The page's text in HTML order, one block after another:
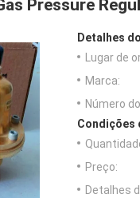
Pressure
Detalhes
Lugar de
Marca:
Número
Condições
Preço:
Detalhes